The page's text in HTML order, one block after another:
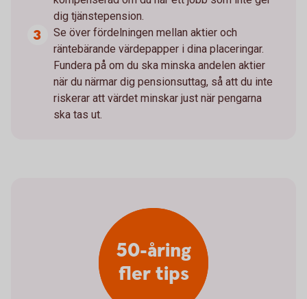
dig tjänstepension.
Se över fördelningen mellan aktier och
räntebärande värdepapper i dina placeringar.
Fundera på om du ska minska andelen aktier
när du närmar dig pensionsuttag, så att du inte
riskerar att värdet minskar just när pengarna
ska tas ut.
50-åring
fler tips